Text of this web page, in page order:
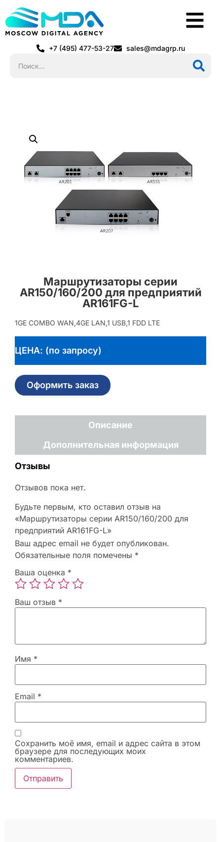
+7 (495) 477-53-27 sales@mdagrp.ru
Маршрутизаторы серии
AR150/160/200 для предприятий
AR161FG-L
1GE COMBO WAN,4GE LAN,1 USB,1 FDD LTE
ЦЕНА: (по запросу)
Оформить заказ
Описание
Дополнительная информация
Отзывы
Отзывов пока нет.
Будьте первым, кто оставил отзыв на
«Маршрутизаторы серии AR150/160/200 для
предприятий AR161FG-L»
Ваш адрес email не будет опубликован.
Обязательные поля помечены *
Ваша оценка *
Ваш отзыв *
Имя *
Email *
Сохранить моё имя, email и адрес сайта в этом
браузере для последующих моих
комментариев.